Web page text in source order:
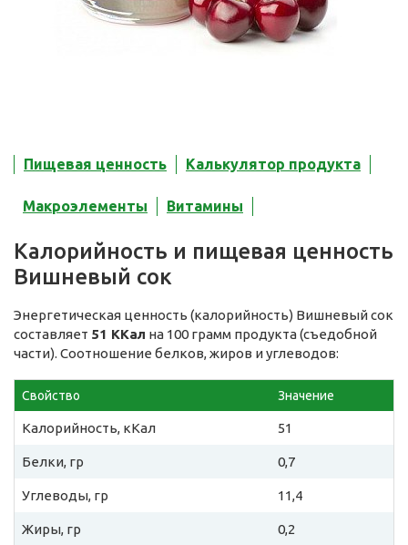
Пищевая ценность Калькулятор продукта
Макроэлементы Витамины
Калорийность и пищевая ценность
Вишневый сок
Энергетическая ценность (калорийность) Вишневый сок
составляет 51 ККал на 100 грамм продукта (съедобной
части). Соотношение белков, жиров и углеводов:
Свойство Значение
Калорийность, кКал 51
Белки, гр 0,7
Углеводы, гр 11,4
Жиры, гр 0,2